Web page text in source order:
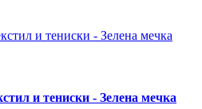
и тениски - Зелена мечка